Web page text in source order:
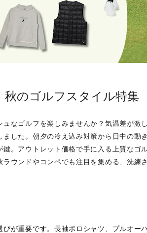
秋のゴルフスタイル特集
なゴルフを楽しみませんか？気温差が激
した。朝夕の冷え込み対策から日中の動
。アウトレット価格で手に入る上質なゴ
ウンドやコンペでも注目を集める、洗練
が重要です。長袖ポロシャツ、プルオー